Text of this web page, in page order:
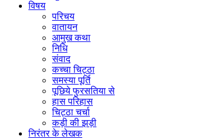
विषय
परिचय
वातायन
आमुख कथा
निधि
संवाद
कच्चा चिट्ठा
समस्या पूर्ति
पूछिये फुरसतिया से
हास परिहास
चिट्ठा चर्चा
कड़ी की झड़ी
निरंतर के लेखक